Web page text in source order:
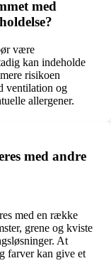
med
være
kan indeholde
risikoen
ventilation og
allergener.
med andre
med en række
grene og kviste
At
farver kan give et